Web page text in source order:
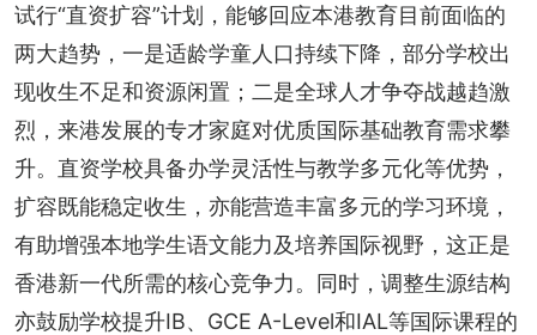
试行“直资扩容”计划，能够回应本港教育目前面临的
两大趋势，一是适龄学童人口持续下降，部分学校出
现收生不足和资源闲置；二是全球人才争夺战越趋激
烈，来港发展的专才家庭对优质国际基础教育需求攀
升。直资学校具备办学灵活性与教学多元化等优势，
扩容既能稳定收生，亦能营造丰富多元的学习环境，
有助增强本地学生语文能力及培养国际视野，这正是
香港新一代所需的核心竞争力。同时，调整生源结构
亦鼓励学校提升IB、GCE A-Level和IAL等国际课程的